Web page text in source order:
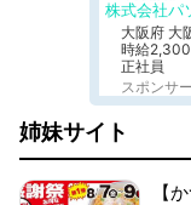
株式会社パ
大阪府 大
時給
正社員
スポンサ
姉妹サイト
【